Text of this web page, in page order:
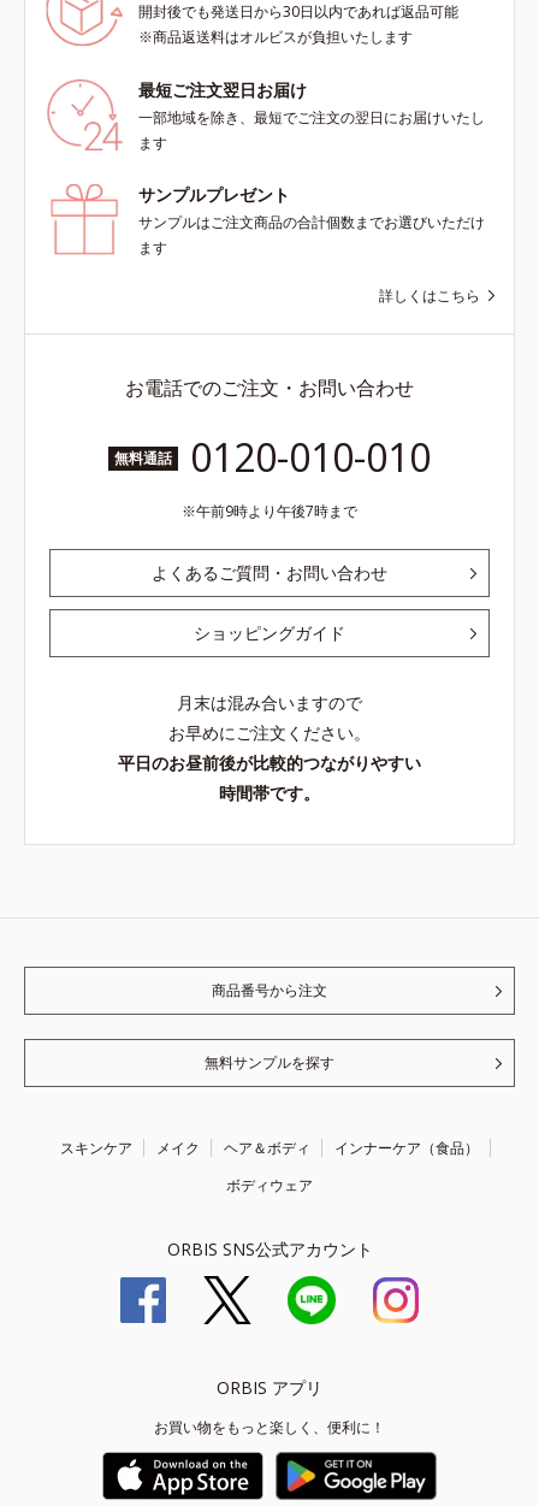
開封後でも発送日から30日以内であれば返品可能
※商品返送料はオルビスが負担いたします
最短ご注文翌日お届け
一部地域を除き、最短でご注文の翌日にお届けいたし
ます
サンプルプレゼント
サンプルはご注文商品の合計個数までお選びいただけ
ます
詳しくはこちら
お電話でのご注文・お問い合わせ
無料通話 0120-010-010
午前9時より午後7時まで
よくあるご質問・お問い合わせ
ショッピングガイド
月末は混み合いますので
お早めにご注文ください。
平日のお昼前後が比較的つながりやすい
時間帯です。
商品番号から注文
無料サンプルを探す
スキンケア メイク ヘア＆ボディ
インナーケア（食品）
ボディウェア
ORBIS SNS公式アカウント
ORBIS アプリ
お買い物をもっと楽しく、便利に！